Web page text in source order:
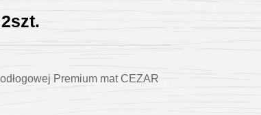
Premium mat CEZAR